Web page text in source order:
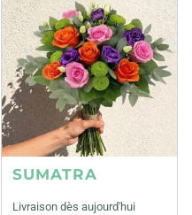
SUMATRA
Livraison dès aujourd'hui